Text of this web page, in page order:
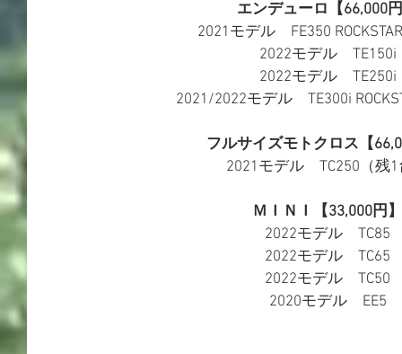
エンデューロ【66,000
2021モデル　FE350
2022モデル　TE150i
2022モデル　TE250i
2021/2022モデル　TE300i
フルサイズモトクロス【
2021モデル　TC250（残
ＭＩＮＩ【33,000円】
2022モデル　TC85
2022モデル　TC65
2022モデル　TC50​
2020モデル　EE5